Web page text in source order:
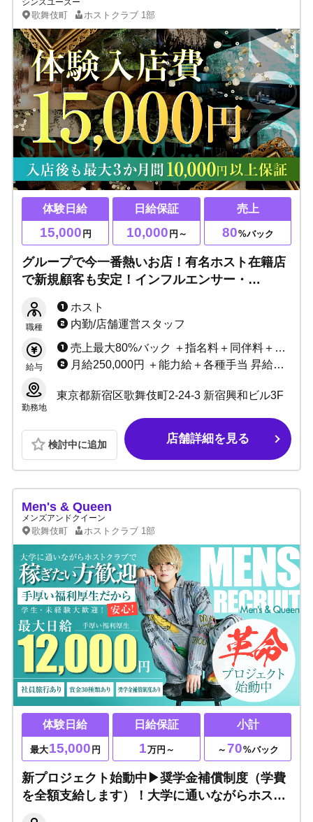
シンスユーズー
歌舞伎町 ホストクラブ 1部
体験日給
15,000 円
日給保証
10,000 円～
売上
80%バック
グループで今一番熱いお店！有名ホスト在籍店
で新規顧客も安定！インフルエンサー・
り！
職種
ホスト
内勤/店舗運営スタッフ
給与
売上最大80%バック ＋指名料＋同伴料＋各種賞金
月給250,000円 ＋能力給＋各種手当 昇給随時
勤務地
東京都新宿区歌舞伎町2-24-3 新宿興和ビル3F
検討中に追加 店舗詳細を見る
Men's & Queen
メンズアンドクイーン
歌舞伎町 ホストクラブ 1部
体験日給
最大15,000 円
日給保証
1万円～
小計
～ 70%バック
新プロジェクト始動中▶奨学金補償制度（学費
を全額支給します）！大学に通いながらホスト